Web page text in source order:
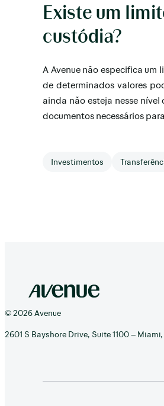
Existe um
custódia?
A Avenue não especifica
de determinados valores
ainda não esteja nesse
documentos necessários
Investimentos
© 2026 Avenue
2601 S Bayshore Drive, Suite 1100 –